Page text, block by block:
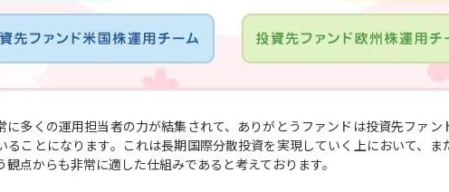
多くの運用担当者の力が結集されて、ありがとうファンドは投資先ファン
ることになります。これは長期国際分散投資を実現していく上において、ま
点からも非常に適した仕組みであると考えております。